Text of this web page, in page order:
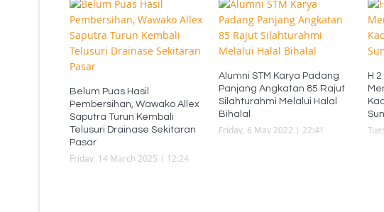
Belum Puas Hasil
Pembersihan, Wawako Allex
Saputra Turun Kembali
Telusuri Drainase Sekitaran
Pasar
Friday, 14 March 2025 | 12:24
Alumni STM Karya Padang
Panjang Angkatan 85 Rajut
Silahturahmi Melalui Halal
Bihalal
Friday, 6 May 2022 | 22:41
H